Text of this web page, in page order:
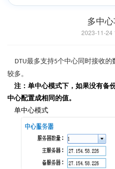
多中
2023-11-24
DTU最多支持5个中心同时接收的
较多。
注：单中心模式下，如果没有备
中心配置成相同的值。
单中心模式